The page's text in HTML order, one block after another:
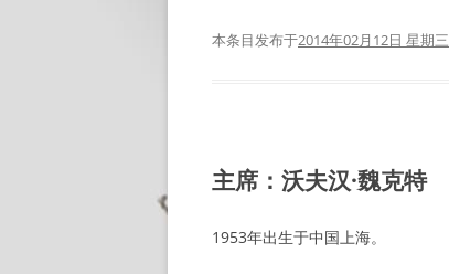
本条目发布于2014年02月12日 星期三
主席：沃夫汉·魏克特
1953年出生于中国上海。